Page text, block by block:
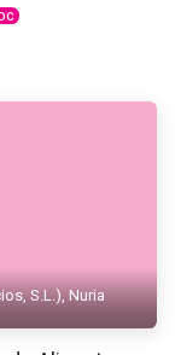
S.L.), Nuria